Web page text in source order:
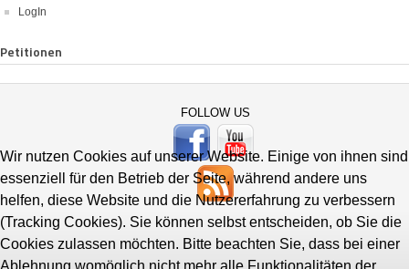
LogIn
Petitionen
FOLLOW US
Wir nutzen Cookies auf unserer Website. Einige von ihnen sind
essenziell für den Betrieb der Seite, während andere uns
helfen, diese Website und die Nutzererfahrung zu verbessern
(Tracking Cookies). Sie können selbst entscheiden, ob Sie die
Cookies zulassen möchten. Bitte beachten Sie, dass bei einer